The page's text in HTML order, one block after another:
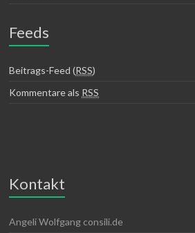
Feeds
Beitrags-Feed (RSS)
Kommentare als RSS
Kontakt
Angeli Wolfgang consili.de